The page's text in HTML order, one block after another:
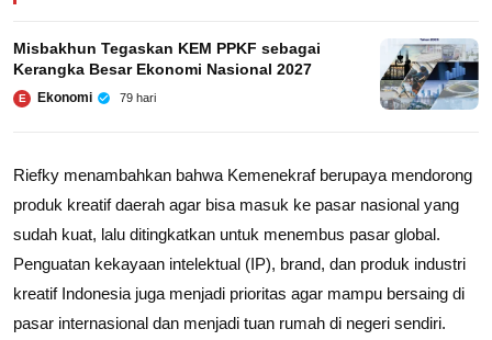
Misbakhun Tegaskan KEM PPKF sebagai
Kerangka Besar Ekonomi Nasional 2027
E Ekonomi 79 hari
Riefky menambahkan bahwa Kemenekraf berupaya mendorong
produk kreatif daerah agar bisa masuk ke pasar nasional yang
sudah kuat, lalu ditingkatkan untuk menembus pasar global.
Penguatan kekayaan intelektual (IP), brand, dan produk industri
kreatif Indonesia juga menjadi prioritas agar mampu bersaing di
pasar internasional dan menjadi tuan rumah di negeri sendiri.